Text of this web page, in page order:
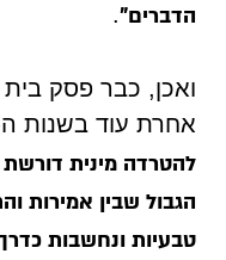
הדברים".
ואכן, כבר פסק
אחרת עוד בשנות ה-90
להטרדה מינית
הגבול שבין אמירות
טבעיות ונחשבות